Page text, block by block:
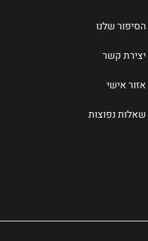
הסיפור שלנו
יצירת קשר
אזור אישי
שאלות נפוצות